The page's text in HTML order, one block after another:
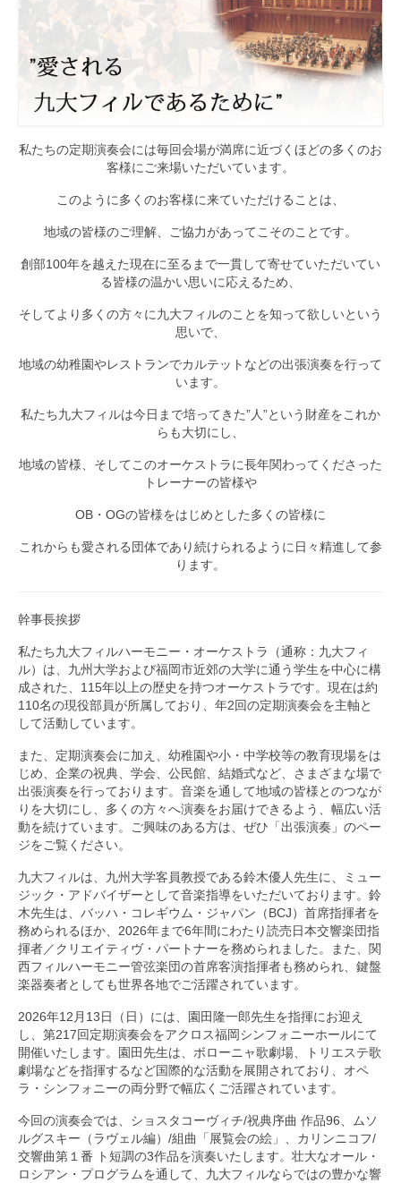
私たちの定期演奏会には毎回会場が満席に近づくほどの多くのお
客様にご来場いただいています。
このように多くのお客様に来ていただけることは、
地域の皆様のご理解、ご協力があってこそのことです。
創部100年を越えた現在に至るまで一貫して寄せていただいてい
る皆様の温かい思いに応えるため、
そしてより多くの方々に九大フィルのことを知って欲しいという
思いで、
地域の幼稚園やレストランでカルテットなどの出張演奏を行って
います。
私たち九大フィルは今日まで培ってきた”人”という財産をこれか
らも大切にし、
地域の皆様、そしてこのオーケストラに長年関わってくださった
トレーナーの皆様や
OB・OGの皆様をはじめとした多くの皆様に
これからも愛される団体であり続けられるように日々精進して参
ります。
幹事長挨拶
私たち九大フィルハーモニー・オーケストラ（通称：九大フィ
ル）は、九州大学および福岡市近郊の大学に通う学生を中心に構
成された、115年以上の歴史を持つオーケストラです。現在は約
110名の現役部員が所属しており、年2回の定期演奏会を主軸と
して活動しています。
また、定期演奏会に加え、幼稚園や小・中学校等の教育現場をは
じめ、企業の祝典、学会、公民館、結婚式など、さまざまな場で
出張演奏を行っております。音楽を通して地域の皆様とのつなが
りを大切にし、多くの方々へ演奏をお届けできるよう、幅広い活
動を続けています。ご興味のある方は、ぜひ「出張演奏」のペー
ジをご覧ください。
九大フィルは、九州大学客員教授である鈴木優人先生に、ミュー
ジック・アドバイザーとして音楽指導をいただいております。鈴
木先生は、バッハ・コレギウム・ジャパン（BCJ）首席指揮者を
務められるほか、2026年まで6年間にわたり読売日本交響楽団指
揮者／クリエイティヴ・パートナーを務められました。また、関
西フィルハーモニー管弦楽団の首席客演指揮者も務められ、鍵盤
楽器奏者としても世界各地でご活躍されています。
2026年12月13日（日）には、園田隆一郎先生を指揮にお迎え
し、第217回定期演奏会をアクロス福岡シンフォニーホールにて
開催いたします。園田先生は、ボローニャ歌劇場、トリエステ歌
劇場などを指揮するなど国際的な活動を展開されており、オペ
ラ・シンフォニーの両分野で幅広くご活躍されています。
今回の演奏会では、ショスタコーヴィチ/祝典序曲 作品96、ムソ
ルグスキー（ラヴェル編）/組曲「展覧会の絵」、カリンニコフ/
交響曲第１番 ト短調の3作品を演奏いたします。壮大なオール・
ロシアン・プログラムを通して、九大フィルならではの豊かな響